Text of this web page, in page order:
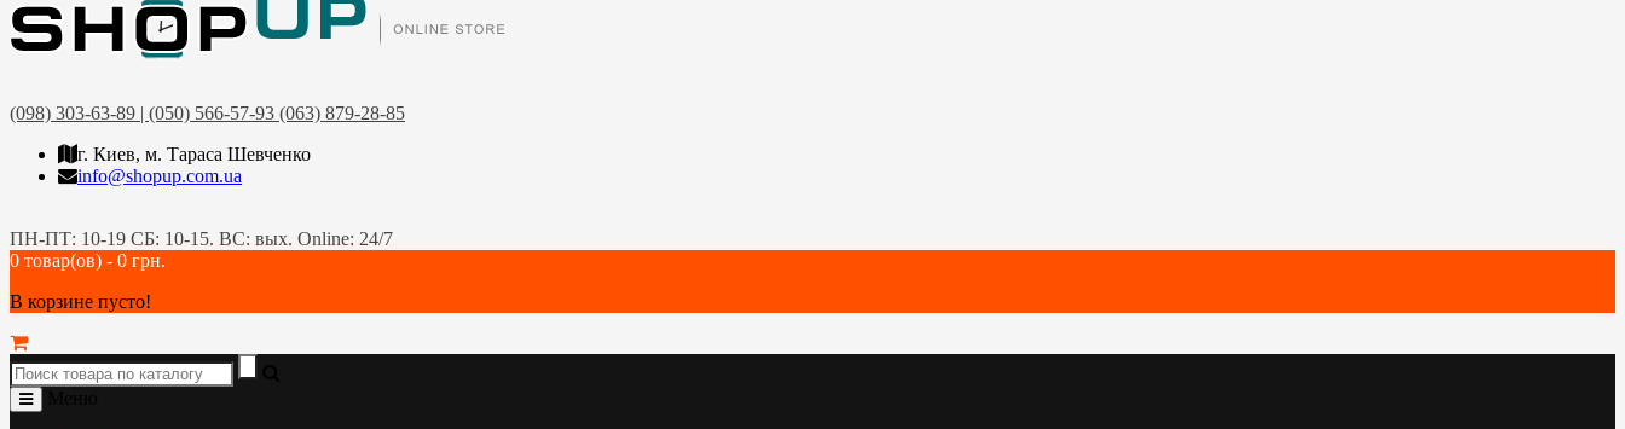
(098) 303-63-89 | (050) 566-57-93 (063) 879-28-85
г. Киев, м. Тараса Шевченко
info@shopup.com.ua
ПН-ПТ: 10-19 СБ: 10-15. ВС: вых. Online: 24/7
0 товар(ов) - 0 грн.
В корзине пусто!